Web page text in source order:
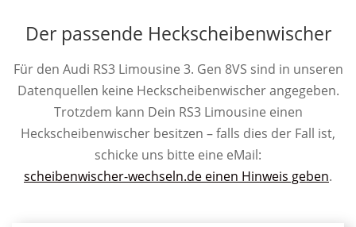
Der passende Heckscheibenwischer
Für den Audi RS3 Limousine 3. Gen 8VS sind in unseren
Datenquellen keine Heckscheibenwischer angegeben.
Trotzdem kann Dein RS3 Limousine einen
Heckscheibenwischer besitzen – falls dies der Fall ist,
schicke uns bitte eine eMail:
scheibenwischer-wechseln.de einen Hinweis geben.